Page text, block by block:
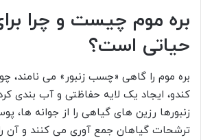
بره موم چیست و چرا
حیاتی است؟
بره موم را گاهی «چسب زنبور» می نامند،
کندو، ایجاد یک لایه حفاظتی و آب بندی
زنبورها رزین های گیاهی را از جوانه ها،
ترشحات گیاهان جمع آوری می کنند و آن